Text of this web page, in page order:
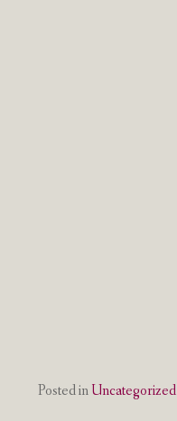
Posted inUncategorized